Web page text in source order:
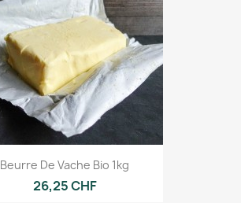
Beurre De Vache Bio 1kg
26,25 CHF